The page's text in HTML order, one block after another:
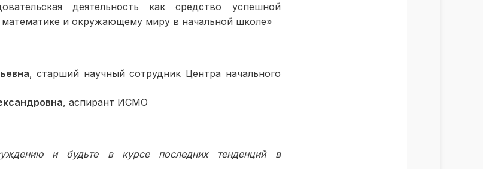
деятельность как средство успешной
и окружающему миру в начальной школе»
, старший научный сотрудник Центра начального
, аспирант ИСМО
и будьте в курсе последних тенденций в